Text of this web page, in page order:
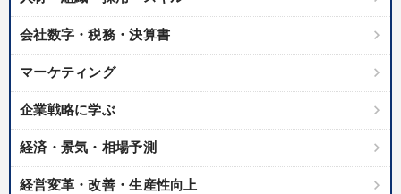
会社数字・税務・決算書
マーケティング
企業戦略に学ぶ
経済・景気・相場予測
経営変革・改善・生産性向上